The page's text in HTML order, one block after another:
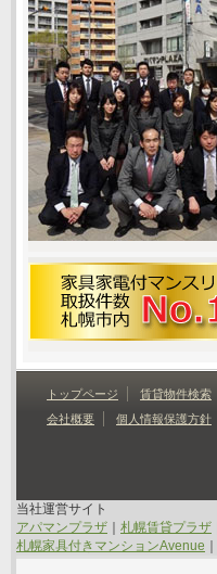
トップページ 賃貸物件検索
会社概要
個人情報保護方針
当社運営サイト
アパマンプラザ
札幌賃貸プラザ
札幌家具付きマンションAvenue